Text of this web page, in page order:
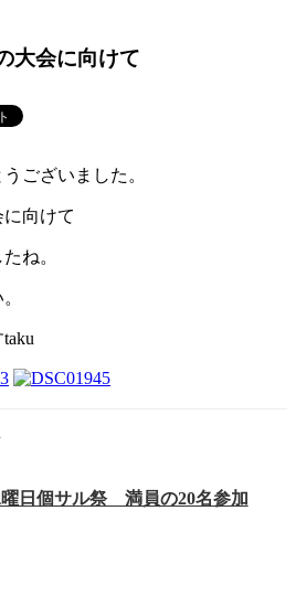
大会に向けて
ございました。
向けて
ね。
日個サル祭 満員の20名参加